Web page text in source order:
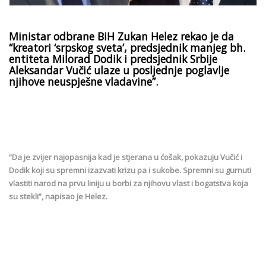
Ministar odbrane BiH Zukan Helez rekao je da
“kreatori ‘srpskog sveta’, predsjednik manjeg bh.
entiteta Milorad Dodik i predsjednik Srbije
Aleksandar Vučić ulaze u posljednje poglavlje
njihove neuspješne vladavine”.
“Da je zvijer najopasnija kad je stjerana u ćošak, pokazuju Vučić i
Dodik koji su spremni izazvati krizu pa i sukobe. Spremni su gurnuti
vlastiti narod na prvu liniju u borbi za njihovu vlast i bogatstva koja
su stekli”, napisao je Helez.